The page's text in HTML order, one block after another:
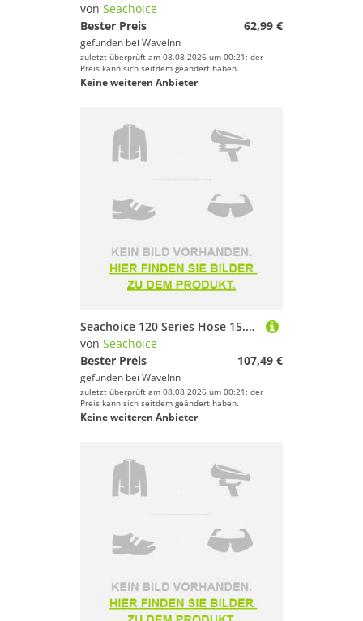
von Seachoice
Bester Preis
62,99 €
gefunden bei WaveInn
zuletzt überprüft am 08.08.2026 um 00:21; der
Preis kann sich seitdem geändert haben.
Keine weiteren Anbieter
Seachoice 120 Series Hose 15.2 M Silber 28.57 mm
von Seachoice
Bester Preis
107,49 €
gefunden bei WaveInn
zuletzt überprüft am 08.08.2026 um 00:21; der
Preis kann sich seitdem geändert haben.
Keine weiteren Anbieter